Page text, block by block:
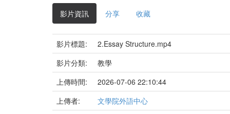
影片資訊 分享 收藏
影片標題:
2.Essay Structure.mp4
影片分類:
教學
上傳時間:
2026-07-06 22:10:44
上傳者:
文學院外語中心